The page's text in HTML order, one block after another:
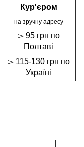
Кур'єром
на зручну адресу
▻ 95 грн по
Полтаві
▻ 115-130 грн по
Україні